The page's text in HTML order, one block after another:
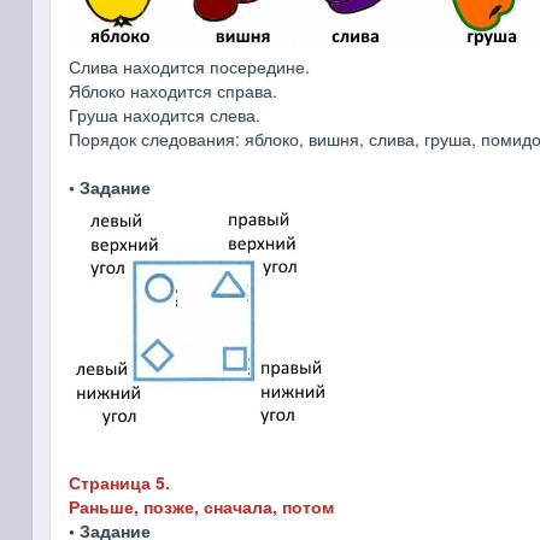
Слива находится посередине.
Яблоко находится справа.
Груша находится слева.
Порядок следования: яблоко, вишня, слива, груша,
• Задание
Страница 5.
Раньше, позже, сначала, потом
• Задание